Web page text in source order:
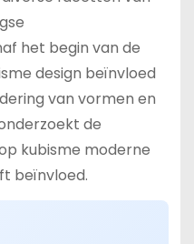
het begin van de
design beïnvloed
van vormen en
de
kubisme moderne
beïnvloed.